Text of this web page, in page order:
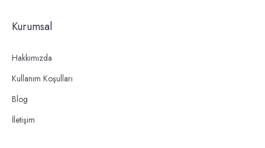
Kurumsal
Hakkımızda
Kullanım Koşulları
Blog
İletişim